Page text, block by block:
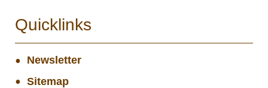
Quicklinks
Newsletter
Sitemap